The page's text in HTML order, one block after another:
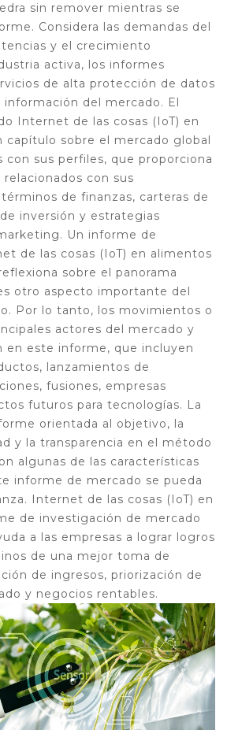
sin remover mientras se
Considera las demandas del
y el crecimiento
activa, los informes
de alta protección de datos
información del mercado. El
Internet de las cosas (IoT) en
capítulo sobre el mercado global
con sus perfiles, que proporciona
con sus
de finanzas, carteras de
inversión y estrategias
Un informe de
de las cosas (IoT) en alimentos
sobre el panorama
otro aspecto importante del
Por lo tanto, los movimientos o
actores del mercado y
en este informe, que incluyen
lanzamientos de
fusiones, empresas
futuros para tecnologías. La
orientada al objetivo, la
y la transparencia en el método
algunas de las características
informe de mercado se pueda
Internet de las cosas (IoT) en
de investigación de mercado
a las empresas a lograr logros
de una mejor toma de
de ingresos, priorización de
y negocios rentables.